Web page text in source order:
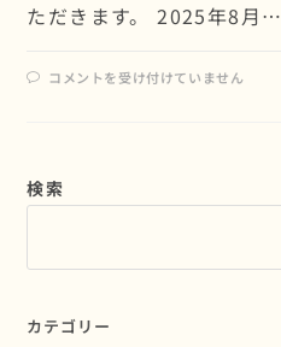
ただきます。 2025年8月…
コメントを受け付けていません
検索
カテゴリー